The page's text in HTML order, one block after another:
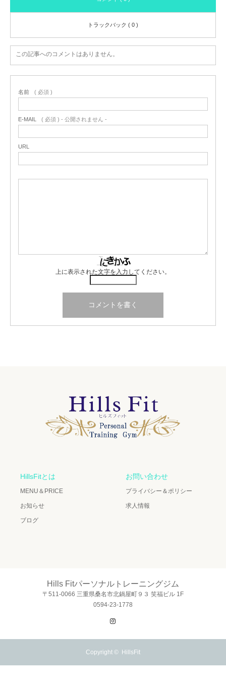
トラックバック ( 0 )
この記事へのコメントはありません。
名前 ( 必須 )
E-MAIL ( 必須 ) - 公開されません -
URL
上に表示された文字を入力してください。
HillsFitとは
MENU＆PRICE
お知らせ
ブログ
お問い合わせ
プライバシー＆ポリシー
求人情報
Hills Fitパーソナルトレーニングジム
〒511-0066 三重県桑名市北鍋屋町９３ 笑福ビル 1F
0594-23-1778
Copyright © HillsFit